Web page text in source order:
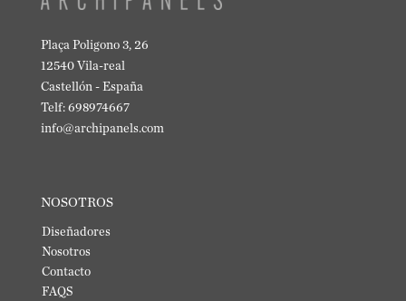
Plaça Poligono 3, 26
12540 Vila-real
Castellón - España
Telf: 698974667
info@archipanels.com
NOSOTROS
Diseñadores
Nosotros
Contacto
FAQS